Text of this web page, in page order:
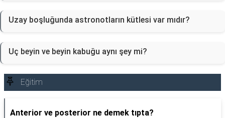
Uzay boşluğunda astronotların kütlesi var mıdır?
Uç beyin ve beyin kabuğu aynı şey mi?
Eğitim
Anterior ve posterior ne demek tıpta?